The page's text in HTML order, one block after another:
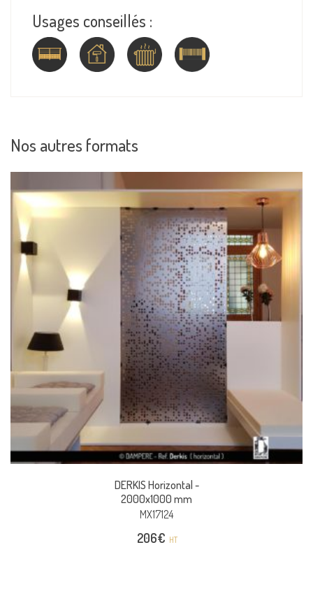
Usages conseillés :
Nos autres formats
DERKIS Horizontal -
2000x1000 mm
MX17124
206€ HT